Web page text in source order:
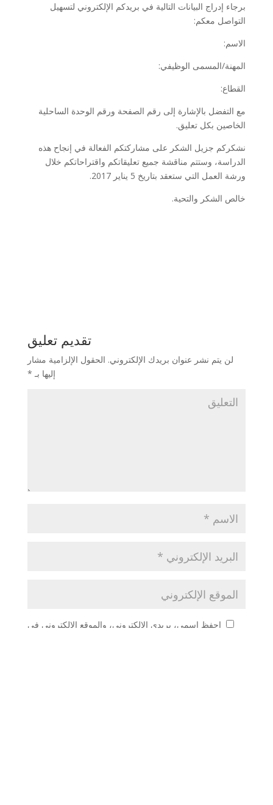
برجاء إدراج البيانات التالية في بريدكم الإلكتروني لتسهيل
التواصل معكم:
الاسم:
المهنة/المسمى الوظيفي:
القطاع:
مع التفضل بالإشارة إلى رقم الصفحة ورقم الوحدة الساحلية
الخاصين بكل تعليق.
نشكركم جزيل الشكر على مشاركتكم الفعالة في إنجاح هذه
الدراسة، وستتم مناقشة جميع تعليقاتكم واقتراحاتكم خلال
ورشة العمل التي ستعقد بتاريخ 5 يناير 2017.
خالص الشكر والتحية.
تقديم تعليق
لن يتم نشر عنوان بريدك الإلكتروني. الحقول الإلزامية مشار
إليها بـ *
احفظ اسمي، بريدي الإلكتروني، والموقع الإلكتروني في